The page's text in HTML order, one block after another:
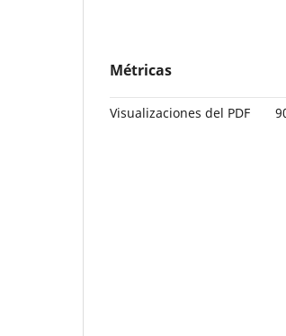
Métricas
Visualizaciones del PDF